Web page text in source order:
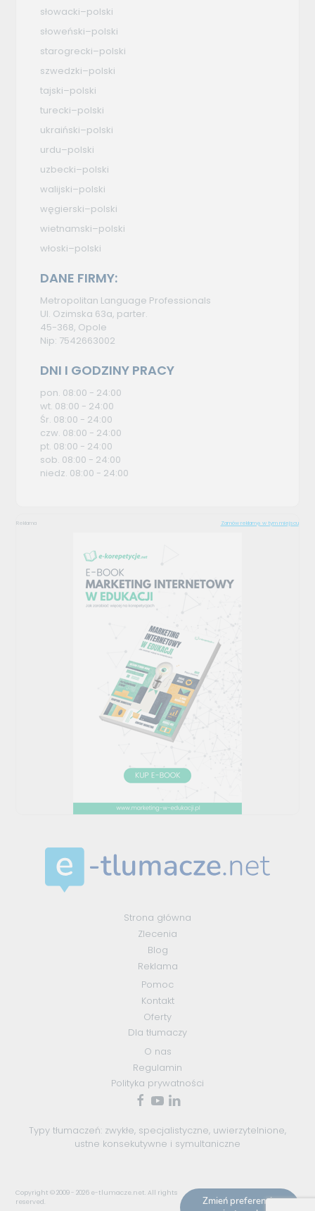
słowacki–polski
słoweński–polski
starogrecki–polski
szwedzki–polski
tajski–polski
turecki–polski
ukraiński–polski
urdu–polski
uzbecki–polski
walijski–polski
węgierski–polski
wietnamski–polski
włoski–polski
DANE FIRMY:
Metropolitan Language Professionals
Ul. Ozimska 63a, parter.
45-368, Opole
Nip: 7542663002
DNI I GODZINY PRACY
pon. 08:00 - 24:00
wt. 08:00 - 24:00
Śr. 08:00 - 24:00
czw. 08:00 - 24:00
pt. 08:00 - 24:00
sob. 08:00 - 24:00
niedz. 08:00 - 24:00
Reklama Zamów reklamę w tym miejscu
Strona główna
Zlecenia
Blog
Reklama
Pomoc
Kontakt
Oferty
Dla tłumaczy
O nas
Regulamin
Polityka prywatności
Typy tłumaczeń: zwykłe, specjalistyczne, uwierzytelnione,
ustne konsekutywne i symultaniczne
Copyright © 2009 - 2026 e-tlumacze.net. All rights
reserved.
Zmień preferencje